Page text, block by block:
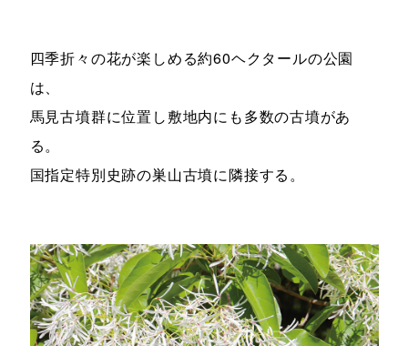
四季折々の花が楽しめる約60ヘクタールの公園
は、
馬見古墳群に位置し敷地内にも多数の古墳があ
る。
国指定特別史跡の巣山古墳に隣接する。